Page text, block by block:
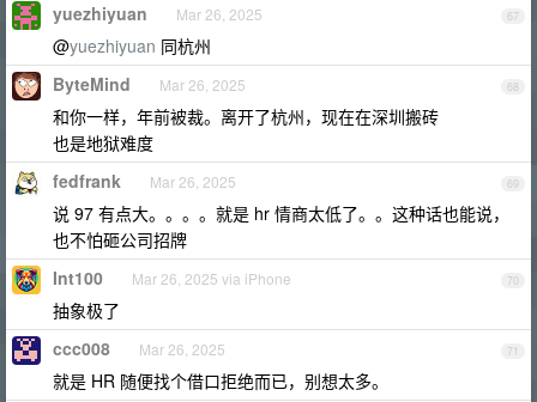
67
yuezhiyuan Mar 26, 2025
@yuezhiyuan 同杭州
68
ByteMind Mar 26, 2025
和你一样，年前被裁。离开了杭州，现在在深圳搬砖
也是地狱难度
69
fedfrank Mar 26, 2025
说 97 有点大。。。。就是 hr 情商太低了。。这种话也能说，
也不怕砸公司招牌
70
Int100 Mar 26, 2025 via iPhone
抽象极了
71
ccc008 Mar 26, 2025
就是 HR 随便找个借口拒绝而已，别想太多。